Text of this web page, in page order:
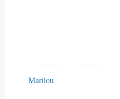
Marilou